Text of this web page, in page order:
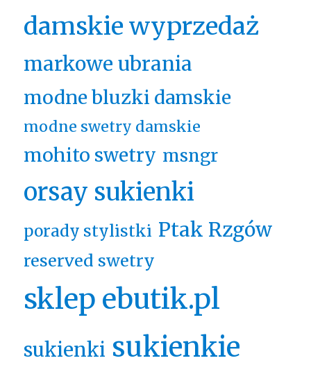
damskie wyprzedaż
markowe ubrania
modne bluzki damskie
modne swetry damskie
mohito swetry msngr
orsay sukienki
porady stylistki Ptak Rzgów
reserved swetry
sklep ebutik.pl
sukienki sukienkie